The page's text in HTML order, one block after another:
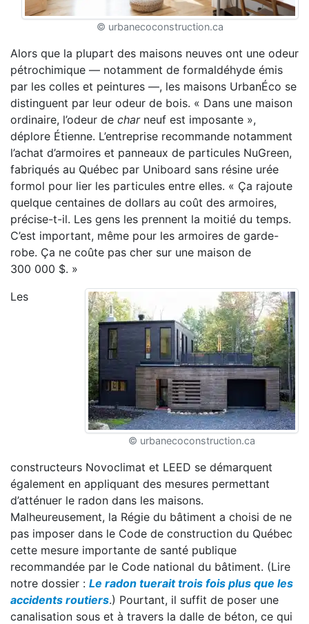
© urbanecoconstruction.ca
Alors que la plupart des maisons neuves ont une odeur
pétrochimique — notamment de formaldéhyde émis
par les colles et peintures —, les maisons UrbanÉco se
distinguent par leur odeur de bois. « Dans une maison
ordinaire, l’odeur de charneuf est imposante »,
déplore Étienne. L’entreprise recommande notamment
l’achat d’armoires et panneaux de particules NuGreen,
fabriqués au Québec par Uniboard sans résine urée
formol pour lier les particules entre elles. « Ça rajoute
quelque centaines de dollars au coût des armoires,
précise-t-il. Les gens les prennent la moitié du temps.
C’est important, même pour les armoires de garde-
robe. Ça ne coûte pas cher sur une maison de
300 000 $. »
© urbanecoconstruction.ca
Les
constructeurs Novoclimat et LEED se démarquent
également en appliquant des mesures permettant
d’atténuer le radon dans les maisons.
Malheureusement, la Régie du bâtiment a choisi de ne
pas imposer dans le Code de construction du Québec
cette mesure importante de santé publique
recommandée par le Code national du bâtiment. (Lire
notre dossier : Le radon tuerait trois fois plus que les
accidents routiers.) Pourtant, il suffit de poser une
canalisation sous et à travers la dalle de béton, ce qui